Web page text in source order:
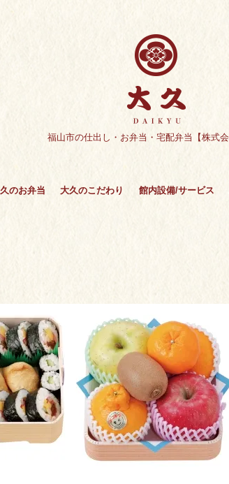
福山市の仕出し・お弁当・宅配弁当【株式会
のお弁当 大久のこだわり 館内設備/サービス